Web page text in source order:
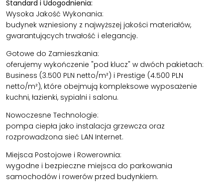
Standard i Udogodnienia:
Wysoka Jakość Wykonania:
budynek wzniesiony z najwyższej jakości materiałów,
gwarantujących trwałość i elegancję.
Gotowe do Zamieszkania:
oferujemy wykończenie "pod klucz" w dwóch pakietach:
Business (3.500 PLN netto/m²) i Prestige (4.500 PLN
netto/m²), które obejmują kompleksowe wyposażenie
kuchni, łazienki, sypialni i salonu.
Nowoczesne Technologie:
pompa ciepła jako instalacja grzewcza oraz
rozprowadzona sieć LAN Internet.
Miejsca Postojowe i Rowerownia:
wygodne i bezpieczne miejsca do parkowania
samochodów i rowerów przed budynkiem.